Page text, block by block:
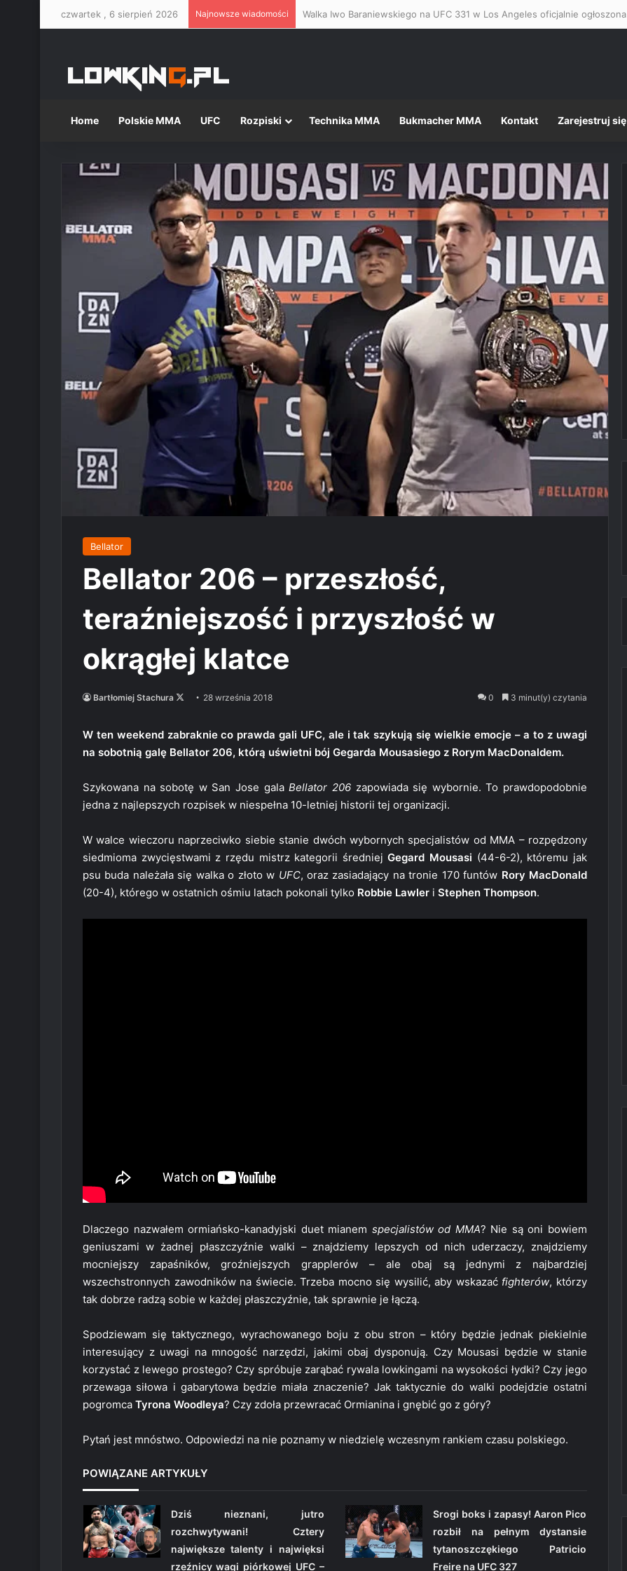
czwartek , 6 sierpień 2026 Najnowsze wiadomości
Home Polskie MMA UFC Rozpiski Technika MMA Bukmacher MMA Kontakt Zarejestruj się
Bellator
Bellator 206 – przeszłość,
teraźniejszość i przyszłość w
okrągłej klatce
Bartłomiej Stachura
Follow
X
28 września 2018 0 3 minut(y) czytania
W ten weekend zabraknie co prawda gali UFC, ale i tak szykują się wielkie emocje – a to z uwagi
na sobotnią galę Bellator 206, którą uświetni bój Gegarda Mousasiego z Rorym MacDonaldem.
Szykowana na sobotę w San Jose galaBellator 206zapowiada się wybornie. To prawdopodobnie
jedna z najlepszych rozpisek w niespełna 10-letniej historii tej organizacji.
W walce wieczoru naprzeciwko siebie stanie dwóch wybornych specjalistów od MMA – rozpędzony
siedmioma zwycięstwami z rzędu mistrz kategorii średniejGegard Mousasi (44-6-2), któremu jak
psu buda należała się walka o złoto w UFC, oraz zasiadający na tronie 170 funtów Rory MacDonald
(20-4), którego w ostatnich ośmiu latach pokonali tylko Robbie Lawler i Stephen Thompson.
Dlaczego nazwałem ormiańsko-kanadyjski duet mianem specjalistów od MMA? Nie są oni bowiem
geniuszami w żadnej płaszczyźnie walki – znajdziemy lepszych od nich uderzaczy, znajdziemy
mocniejszy zapaśników, groźniejszych grapplerów – ale obaj są jednymi z najbardziej
wszechstronnych zawodników na świecie. Trzeba mocno się wysilić, aby wskazać fighterów, którzy
tak dobrze radzą sobie w każdej płaszczyźnie, tak sprawnie je łączą.
Spodziewam się taktycznego, wyrachowanego boju z obu stron – który będzie jednak piekielnie
interesujący z uwagi na mnogość narzędzi, jakimi obaj dysponują. Czy Mousasi będzie w stanie
korzystać z lewego prostego? Czy spróbuje zarąbać rywala lowkingami na wysokości łydki? Czy jego
przewaga siłowa i gabarytowa będzie miała znaczenie? Jak taktycznie do walki podejdzie ostatni
pogromca Tyrona Woodleya? Czy zdoła przewracać Ormianina i gnębić go z góry?
Pytań jest mnóstwo. Odpowiedzi na nie poznamy w niedzielę wczesnym rankiem czasu polskiego.
POWIĄZANE ARTYKUŁY
Dziś nieznani, jutro
rozchwytywani! Cztery
największe talenty i najwięksi
rzeźnicy wagi piórkowej UFC –
Srogi boks i zapasy! Aaron Pico
rozbił na pełnym dystansie
tytanoszczękiego Patricio
Freire na UFC 327